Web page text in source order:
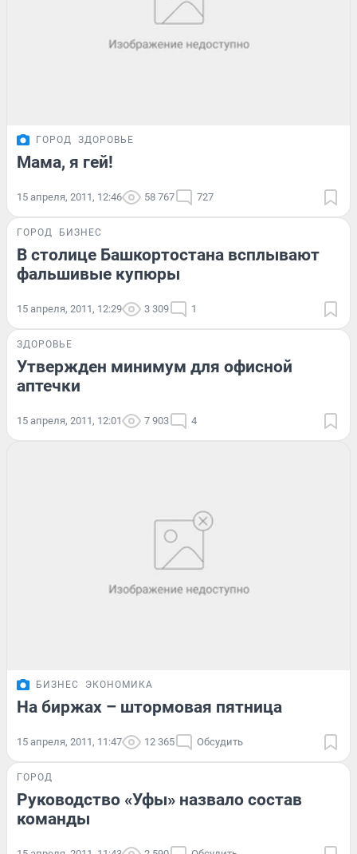
ГОРОД ЗДОРОВЬЕ
Мама, я гей!
15 апреля, 2011, 12:46 58 767 727
ГОРОД БИЗНЕС
В столице Башкортостана всплывают
фальшивые купюры
15 апреля, 2011, 12:29 3 309 1
ЗДОРОВЬЕ
Утвержден минимум для офисной
аптечки
15 апреля, 2011, 12:01 7 903 4
БИЗНЕС ЭКОНОМИКА
На биржах – штормовая пятница
15 апреля, 2011, 11:47 12 365 Обсудить
ГОРОД
Руководство «Уфы» назвало состав
команды